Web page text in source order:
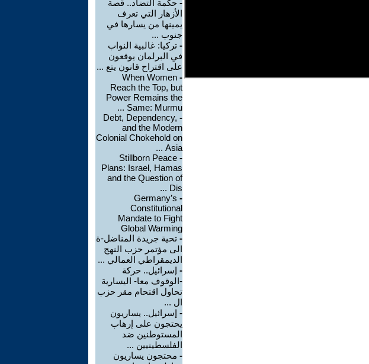
- حكمة التضاد.. قصة
الأزهار التي تعرف
يمينها من يسارها في
جنوب ...
- تركيا: غالبية النواب
في البرلمان يوقعون
على اقتراح قانون يتع ...
-
When Women
Reach the Top, but
Power Remains the
Same: Murmu ...
-
Debt, Dependency,
and the Modern
Colonial Chokehold on
Asia ...
-
Stillborn Peace
Plans: Israel, Hamas
and the Question of
Dis ...
-
Germany’s
Constitutional
Mandate to Fight
Global Warming
- تحية جريدة المناضل-ة
الى مؤتمر حزب النهج
الديمقراطي العمالي ...
- إسرائيل.. حركة
-الوقوف معا- اليسارية
تحاول اقتحام مقر حزب
ال ...
- إسرائيل.. يساريون
يحتجون على إرهاب
المستوطنين ضد
الفلسطينيين ...
- محتجون يساريون